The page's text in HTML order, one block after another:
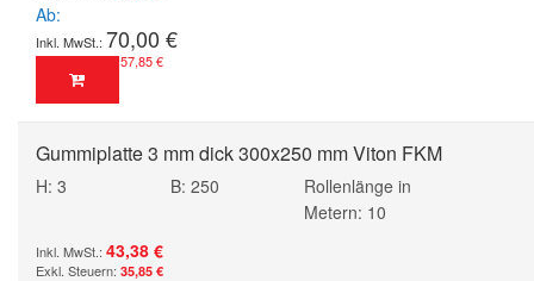
Ab
70,00 €
57,85 €
Gummiplatte 3 mm dick 300x250 mm Viton FKM
H: 3 B: 250
Rollenlänge in
Metern: 10
43,38 €
35,85 €